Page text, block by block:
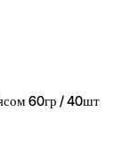
60гр / 40шт